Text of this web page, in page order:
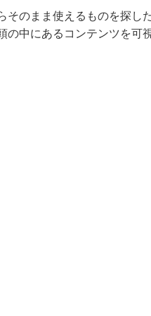
そのまま使えるものを探し
の中にあるコンテンツを可